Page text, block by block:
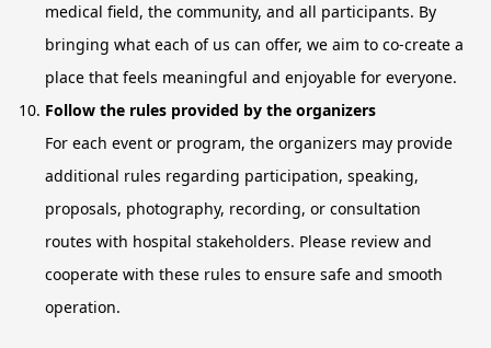
medical field, the community, and all participants. By
bringing what each of us can offer, we aim to co-create a
place that feels meaningful and enjoyable for everyone.
Follow the rules provided by the organizers
For each event or program, the organizers may provide
additional rules regarding participation, speaking,
proposals, photography, recording, or consultation
routes with hospital stakeholders. Please review and
cooperate with these rules to ensure safe and smooth
operation.